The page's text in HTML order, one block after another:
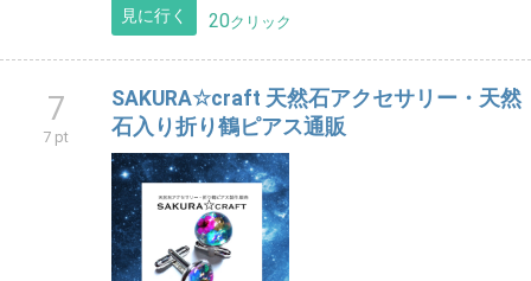
見に行く 20クリック
7
7 pt
SAKURA☆craft 天然石アクセサリー・天然
石入り折り鶴ピアス通販